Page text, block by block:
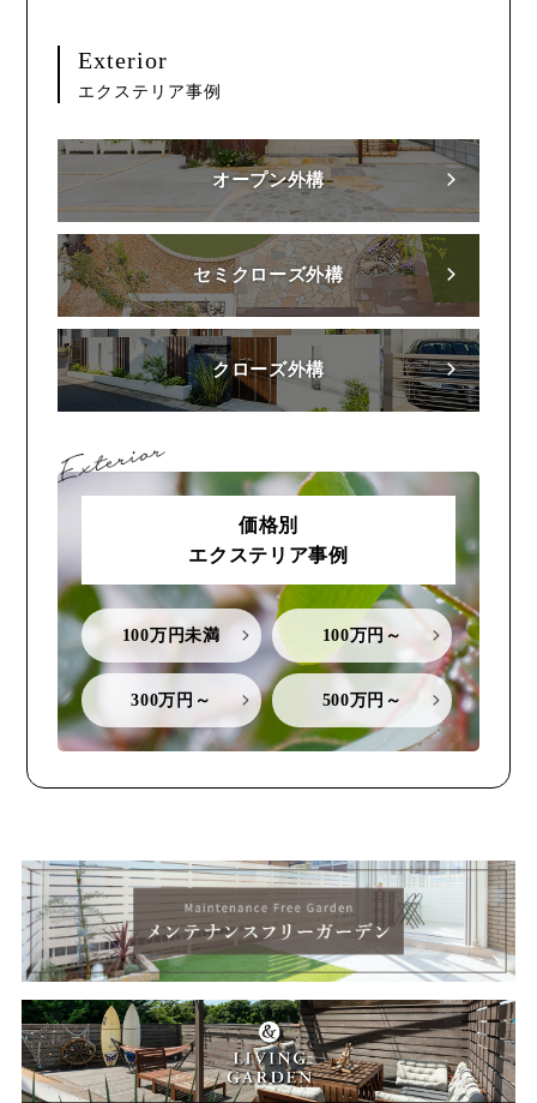
Exterior
エクステリア事例
オープン外構
セミクローズ外構
クローズ外構
価格別
エクステリア事例
100万円未満 100万円～
300万円～ 500万円～